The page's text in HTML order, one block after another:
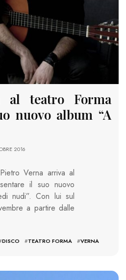
al teatro Forma
nuovo album “A
2016
Verna arriva al
il suo nuovo
nudi”. Con lui sul
a partire dalle
DISCO #TEATRO FORMA #VERNA